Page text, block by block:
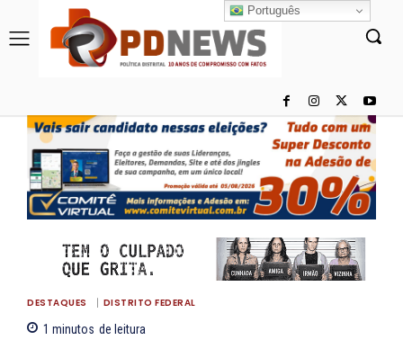
DESTAQUES DISTRITO FEDERAL
1 minutos de leitura
Português